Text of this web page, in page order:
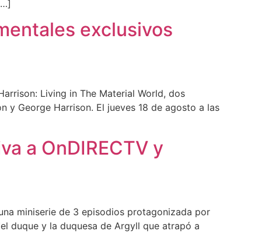
exclusivos
Living in The Material World, dos
y George Harrison. El jueves 18 de agosto a las
a OnDIRECTV y
miniserie de 3 episodios protagonizada por
duque y la duquesa de Argyll que atrapó a